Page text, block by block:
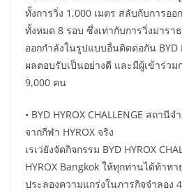
ทั้งการวิ่ง 1,000 เมตร สลับกับการอ
ทั้งหมด 8 รอบ ซึ่งเท่ากับการวิ่งมารา
ออกกำลังในรูปแบบอื่นติดต่อกัน BYD
ผลตอบรับเป็นอย่างดี และมีผู้เข้าร่ว
9,000 คน
• BYD HYROX CHALLENGE สถานี
จากกีฬา HYROX จริง
เรเว่ยังจัดกิจกรรม BYD HYROX
HYROX Bangkok ให้ทุกท่านได้ท้าท
ประลองความแกร่งในภารกิจจำลอง